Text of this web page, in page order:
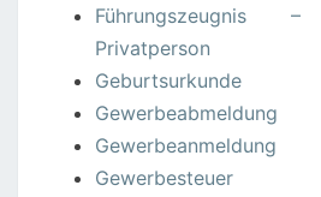
Führungszeugnis
Privatperson
Geburtsurkunde
Gewerbeabmeldung
Gewerbeanmeldung
Gewerbesteuer